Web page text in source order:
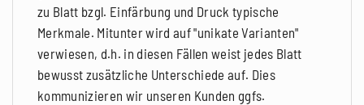
zu Blatt bzgl. Einfärbung und Druck typische
Merkmale. Mitunter wird auf "unikate Varianten"
verwiesen, d.h. in diesen Fällen weist jedes Blatt
bewusst zusätzliche Unterschiede auf. Dies
kommunizieren wir unseren Kunden ggfs.